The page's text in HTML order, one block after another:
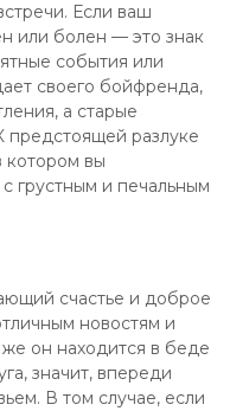
Если ваш
или болен — это знак
события или
своего бойфренда,
а старые
разлуке
котором вы
грустным и печальным
счастье и доброе
новостям и
он находится в беде
значит, впереди
В том случае, если